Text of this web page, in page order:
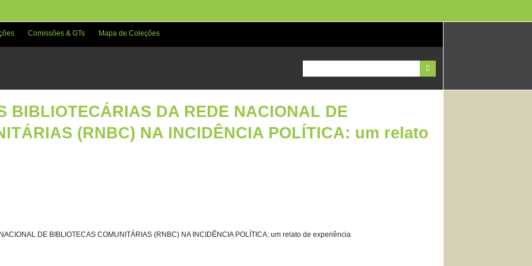
Comissões & GTs Mapa de Coleções
BIBLIOTECÁRIAS DA REDE NACIONAL DE
(RNBC) NA INCIDÊNCIA POLÍTICA: um relato
DE BIBLIOTECAS COMUNITÁRIAS (RNBC) NA INCIDÊNCIA POLÍTICA: um relato de experiência